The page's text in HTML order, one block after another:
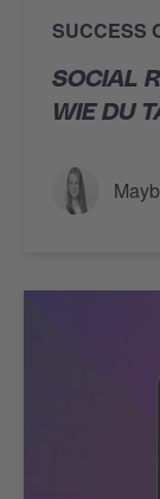
SUCCESS
SOCIAL
WIE DU